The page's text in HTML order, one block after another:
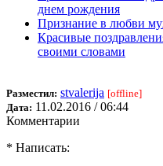
днем рождения
Признание в любви
Красивые
своими словами
Разместил: stvalerija [offline]
Дата: 11.02.2016 / 06:44
Комментарии
* Написать: